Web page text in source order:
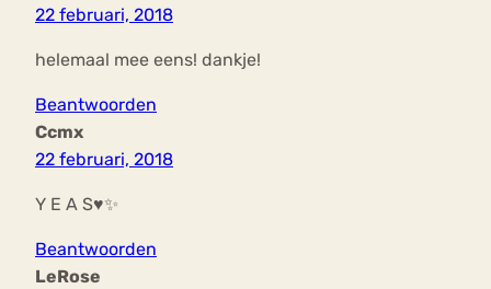
22 februari, 2018
helemaal mee eens! dankje!
Beantwoorden
Ccmx
22 februari, 2018
Y E A S♥️✨
Beantwoorden
LeRose